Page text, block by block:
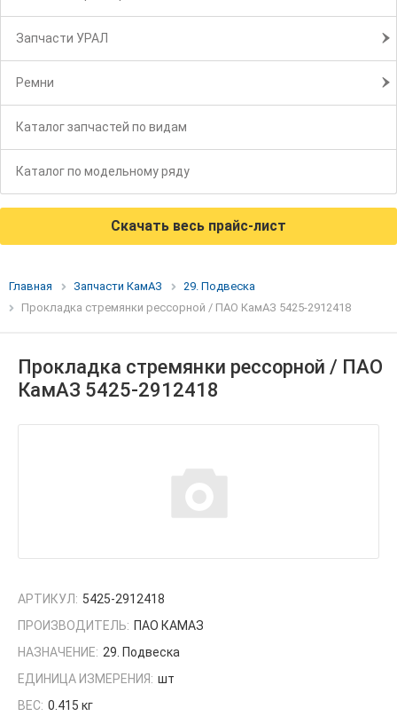
Запчасти УРАЛ
Ремни
Каталог запчастей по видам
Каталог по модельному ряду
Скачать весь прайс-лист
Главная Запчасти КамАЗ
29. Подвеска
Прокладка стремянки рессорной / ПАО КамАЗ 5425-2912418
Прокладка стремянки рессорной / ПАО
КамАЗ 5425-2912418
АРТИКУЛ: 5425-2912418
ПРОИЗВОДИТЕЛЬ: ПАО КАМАЗ
НАЗНАЧЕНИЕ: 29. Подвеска
ЕДИНИЦА ИЗМЕРЕНИЯ: шт
ВЕС: 0.415 кг